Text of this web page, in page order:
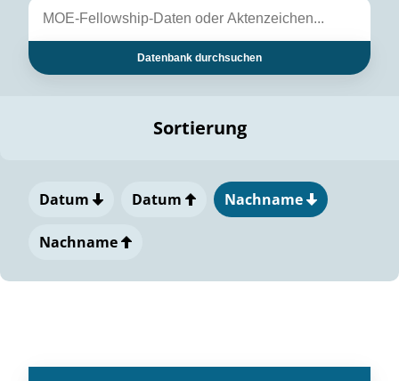
Datenbank durchsuchen
Sortierung
Datum Datum Nachname
Nachname